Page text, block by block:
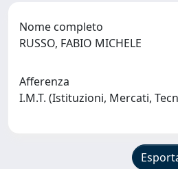
Nome completo
RUSSO, FABIO MICHELE
Afferenza
I.M.T. (Istituzioni, Mercati,